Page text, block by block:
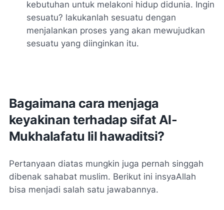
kebutuhan untuk melakoni hidup didunia. Ingin
sesuatu? lakukanlah sesuatu dengan
menjalankan proses yang akan mewujudkan
sesuatu yang diinginkan itu.
Bagaimana cara menjaga
keyakinan terhadap sifat Al-
Mukhalafatu lil hawaditsi?
Pertanyaan diatas mungkin juga pernah singgah
dibenak sahabat muslim. Berikut ini insyaAllah
bisa menjadi salah satu jawabannya.